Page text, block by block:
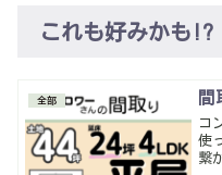
これも好みかも!?
全部 間
コ
使
繋